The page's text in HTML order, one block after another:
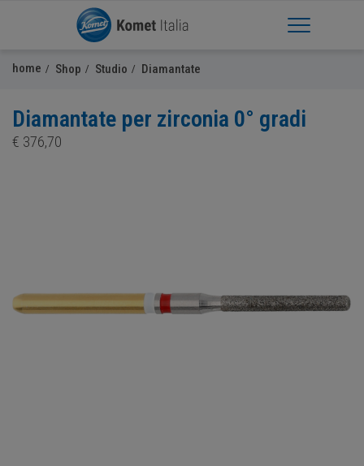
Apri Menu
home Shop Studio Diamantate
Diamantate per zirconia 0° gradi
€ 376,70